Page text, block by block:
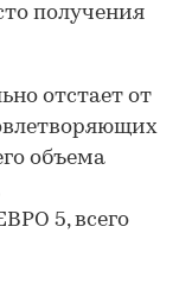
получения
отстает от
объема
5, всего